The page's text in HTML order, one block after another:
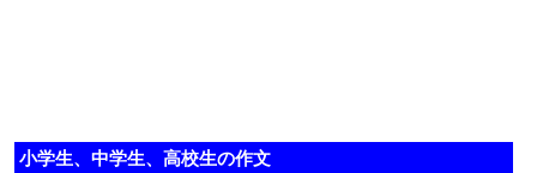
小学生、中学生、高校生の作文